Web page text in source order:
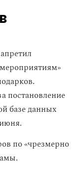
постановление
базе данных
по «чрезмерно